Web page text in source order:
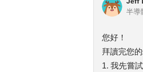
半導
您好！
拜讀完您
1. 我先嘗